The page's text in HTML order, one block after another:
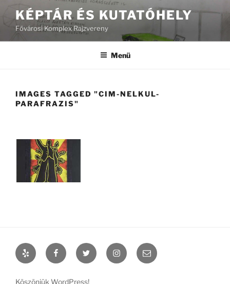
Tartalomhoz
KÉPTÁR ÉS KUTATÓHELY
Fővárosi Komplex Rajzvereny
Menü
IMAGES TAGGED "CIM-NELKUL-
PARAFRAZIS"
Yelp FacebookTwitter InstagramEmail
Köszönjük WordPress!